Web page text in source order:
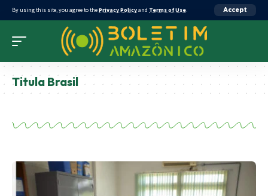
By using this site, you agree to thePrivacy Policyand Terms of Use. Accept
Titula Brasil